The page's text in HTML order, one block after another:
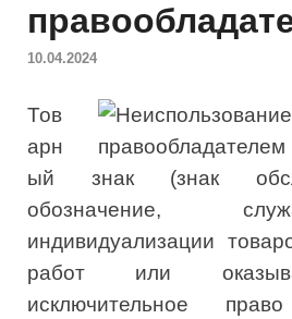
10.04.2024
Тов
арн
ый знак (знак
обозначение,
индивидуализации
работ или
исключительное